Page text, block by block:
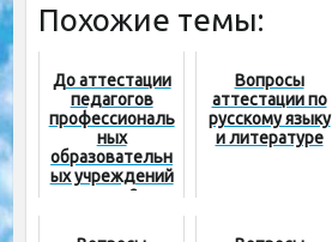
Похожие темы:
До аттестации
педагогов
профессиональ
ных
образовательн
ых учреждений
осталось 2 дня
Вопросы
аттестации по
русскому языку
и литературе